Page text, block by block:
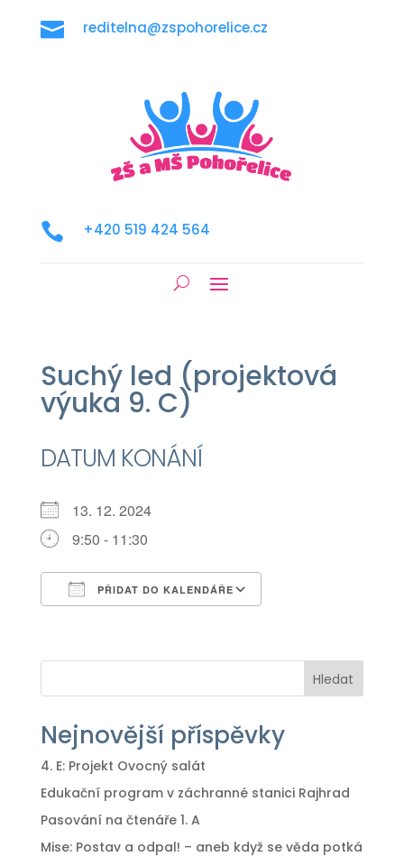
 reditelna@zspohorelice.cz
 +420 519 424 564
Suchý led (projektová
výuka 9. C)
DATUM KONÁNÍ
13. 12. 2024
9:50 - 11:30
PŘIDAT DO KALENDÁŘE
Hledat
Nejnovější příspěvky
4. E: Projekt Ovocný salát
Edukační program v záchranné stanici Rajhrad
Pasování na čtenáře 1. A
Mise: Postav a odpal! – aneb když se věda potká